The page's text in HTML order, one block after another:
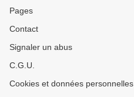
Pages
Contact
Signaler un abus
C.G.U.
Cookies et données personnelles